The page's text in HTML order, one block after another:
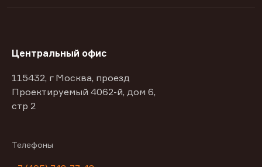
Центральный офис
115432, г Москва, проезд
Проектируемый 4062-й, дом 6,
стр 2
Телефоны